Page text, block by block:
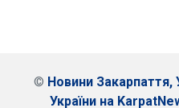
© Новини
України на